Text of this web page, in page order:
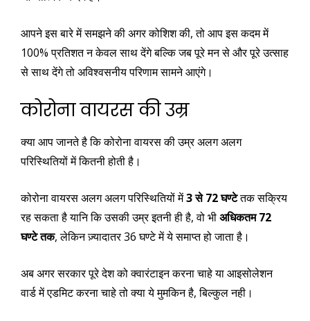
आपने इस बारे में समझने की अगर कोशिश की, तो आप इस कदम में
100% प्रतिशत न केवल साथ देंगे बल्कि जब पूरे मन से और पूरे उत्साह
से साथ देंगे तो अविश्वसनीय परिणाम सामने आएंगे।
कोरोना वायरस की उम्र
क्या आप जानते है कि कोरोना वायरस की उम्र अलग अलग
परिस्थितियों में कितनी होती है।
कोरोना वायरस अलग अलग परिस्थितियों में3 से 72 घण्टेतक सक्रिय
रह सकता है यानि कि उसकी उम्र इतनी ही है, वो भीअधिकतम 72
घण्टे तक, लेकिन ज़्यादातर 36 घण्टे में ये समाप्त हो जाता है।
अब अगर सरकार पूरे देश को क्वारंटाइन करना चाहे या आइसोलेशन
वार्ड में एडमिट करना चाहे तो क्या ये मुमकिन है, बिल्कुल नही।